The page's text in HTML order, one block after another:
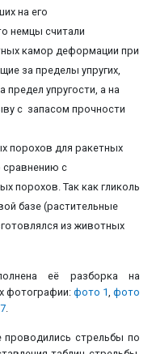
на его
немцы считали
камор деформации при
за пределы упругих,
упругости, а на
с запасом прочности
порохов для ракетных
сравнению с
порохов. Так как гликоль
базе (растительные
из животных
её разборка на
фотографии: фото 1, фото
.
проводились стрельбы по